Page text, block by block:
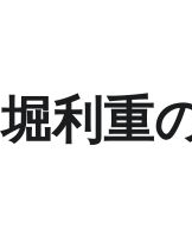
堀利重